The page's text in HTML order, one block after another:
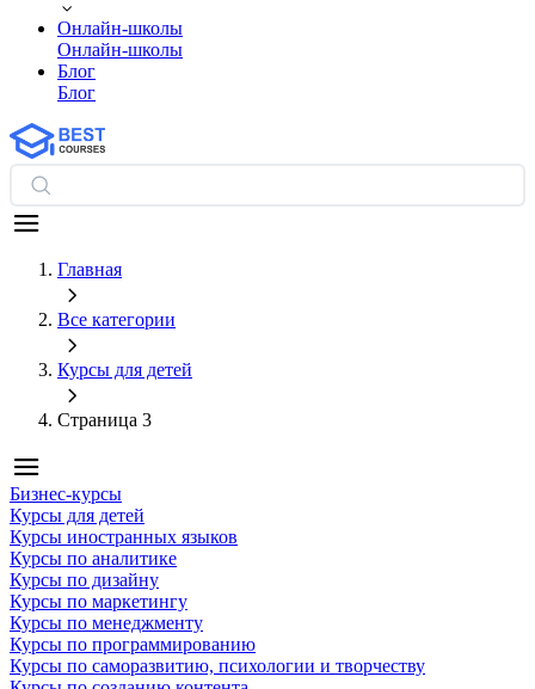
Онлайн-школы
Онлайн-школы
Блог
Блог
Главная
Все категории
Курсы для детей
Страница 3
Бизнес-курсы
Курсы для детей
Курсы иностранных языков
Курсы по аналитике
Курсы по дизайну
Курсы по маркетингу
Курсы по менеджменту
Курсы по программированию
Курсы по саморазвитию, психологии и творчеству